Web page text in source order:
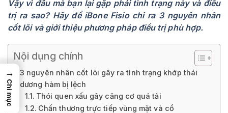
Vậy vì đâu mà bạn lại gặp phải tình trạng này và điều
trị ra sao? Hãy để iBone Fisio chỉ ra 3 nguyên nhân
cốt lõi và giới thiệu phương pháp điều trị phù hợp.
Nội dụng chính
3 nguyên nhân cốt lõi gây ra tình trạng khớp thái
dương hàm bị lệch
Thói quen xấu gây căng cơ quá tải
Chấn thương trực tiếp vùng mặt và cổ
→
Chỉ mục